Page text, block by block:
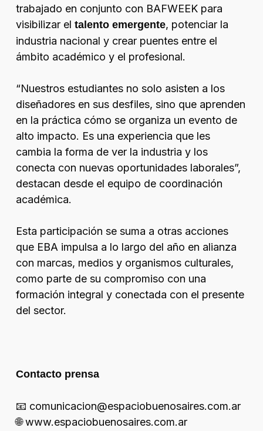
trabajado en conjunto con BAFWEEK para
visibilizar el talento emergente, potenciar la
industria nacional y crear puentes entre el
ámbito académico y el profesional.
“Nuestros estudiantes no solo asisten a los
diseñadores en sus desfiles, sino que aprenden
en la práctica cómo se organiza un evento de
alto impacto. Es una experiencia que les
cambia la forma de ver la industria y los
conecta con nuevas oportunidades laborales”,
destacan desde el equipo de coordinación
académica.
Esta participación se suma a otras acciones
que EBA impulsa a lo largo del año en alianza
con marcas, medios y organismos culturales,
como parte de su compromiso con una
formación integral y conectada con el presente
del sector.
Contacto prensa
📧 comunicacion@espaciobuenosaires.com.ar
🌐 www.espaciobuenosaires.com.ar